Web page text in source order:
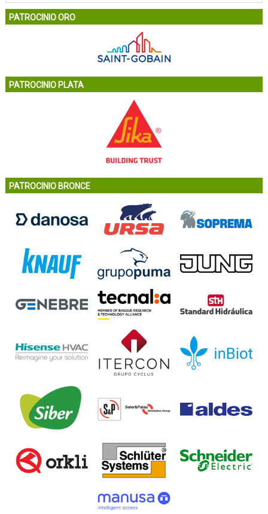
PATROCINIO ORO
PATROCINIO PLATA
PATROCINIO BRONCE